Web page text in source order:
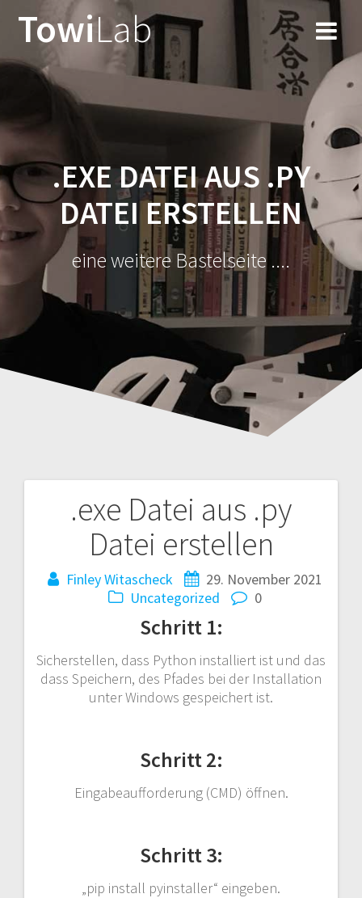
Inhalt
TowiLab
.EXE DATEI AUS .PY
DATEI ERSTELLEN
eine weitere Bastelseite ....
.exe Datei aus .py
Datei erstellen
Finley Witascheck
29. November 2021
Uncategorized
0
Schritt 1:
Sicherstellen, dass Python installiert ist und das
dass Speichern, des Pfades bei der Installation
unter Windows gespeichert ist.
Schritt 2:
Eingabeaufforderung (CMD) öffnen.
Schritt 3:
„pip install pyinstaller“ eingeben.
Beitragsnavigation